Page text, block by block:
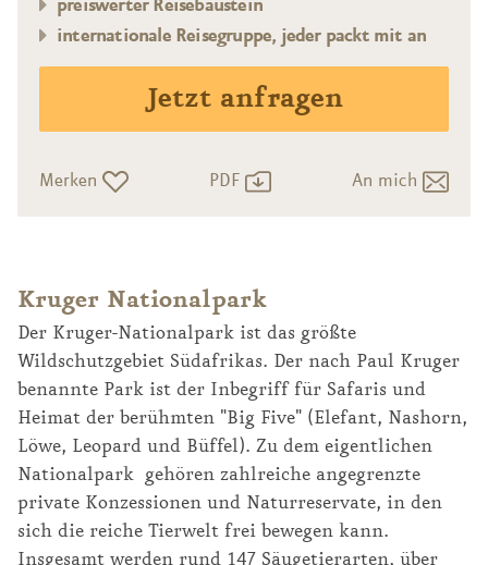
preiswerter Reisebaustein
internationale Reisegruppe, jeder packt mit an
Jetzt anfragen
Merken PDF An mich
Kruger Nationalpark
Der Kruger-Nationalpark ist das größte
Wildschutzgebiet Südafrikas. Der nach Paul Kruger
benannte Park ist der Inbegriff für Safaris und
Heimat der berühmten "Big Five" (Elefant, Nashorn,
Löwe, Leopard und Büffel). Zu dem eigentlichen
Nationalpark gehören zahlreiche angegrenzte
private Konzessionen und Naturreservate, in den
sich die reiche Tierwelt frei bewegen kann.
Insgesamt werden rund 147 Säugetierarten, über